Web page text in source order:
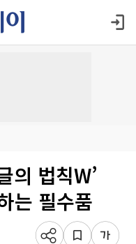
의 법칙W’
는 필수품